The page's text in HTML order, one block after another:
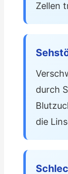
Zellen
durch
die